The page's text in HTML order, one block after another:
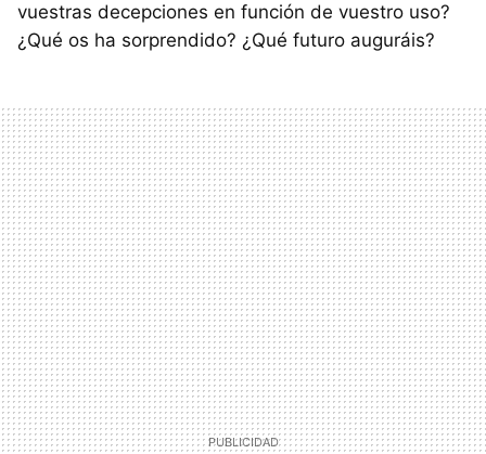
vuestras decepciones en función de vuestro uso?
¿Qué os ha sorprendido? ¿Qué futuro auguráis?